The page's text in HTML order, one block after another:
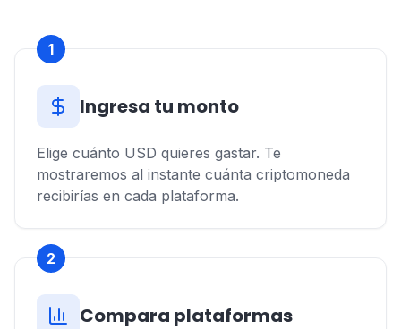
1
Ingresa tu monto
Elige cuánto USD quieres gastar. Te
mostraremos al instante cuánta criptomoneda
recibirías en cada plataforma.
2
Compara plataformas